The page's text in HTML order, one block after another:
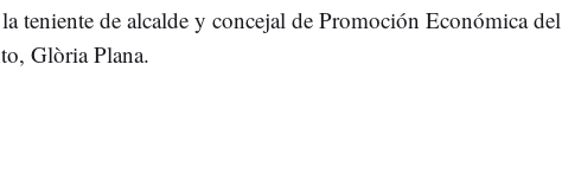
teniente de alcalde y concejal de Promoción Económica del
Glòria Plana.